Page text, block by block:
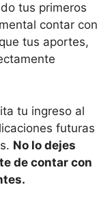
tus primeros
contar con
tus aportes,
tu ingreso al
futuras
No lo dejes
de contar con